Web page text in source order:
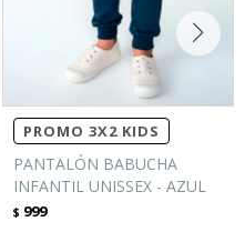
PROMO 3X2 KIDS
PANTALÓN BABUCHA
INFANTIL UNISSEX - AZUL
$ 999